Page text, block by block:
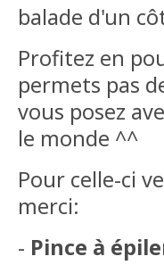
balade d'un
Profitez en
permets pas
vous posez
le monde ^^
Pour celle-ci
merci:
- Pince à